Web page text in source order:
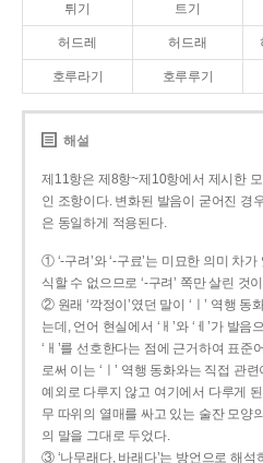
튀기 트기
허드레 허드래
호루라기 호루루기
해설
제11항은 제8항~제10항에서 제시한
인 조항이다. 변화된 발음이 굳어진 경
은 동일하게 적용된다.
① ‘-구려’와 ‘-구료’는 미묘한 의미 차
식할 수 없으므로 ‘-구려’ 쪽만 살린 것
② 원래 ‘깍정이’였던 말이 ‘ㅣ’ 역행 동
는데, 언어 현실에서 ‘ㅐ’와 ‘ㅔ’가 발
‘ㅐ’를 선호한다는 점에 근거하여 표준
로써 이는 ‘ㅣ’ 역행 동화와는 직접 관
예외로 다루지 않고 여기에서 다루게
무 따위의 열매를 싸고 있는 술잔 모양
의 말을 그대로 두었다.
③ ‘나무래다, 바래다’는 방언으로 해석